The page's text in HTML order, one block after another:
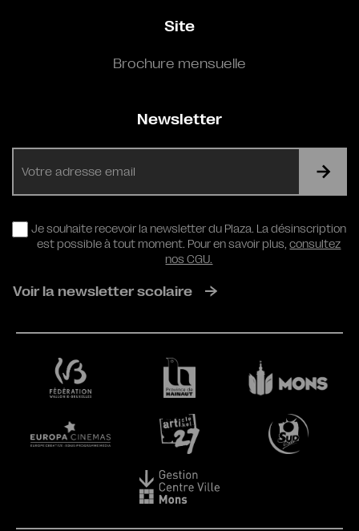
Site
Brochure mensuelle
Newsletter
RGPD
Je souhaite recevoir la newsletter du Plaza. La désinscription
est possible à tout moment. Pour en savoir plus,consultez
nos CGU.
Voir la newsletter scolaire